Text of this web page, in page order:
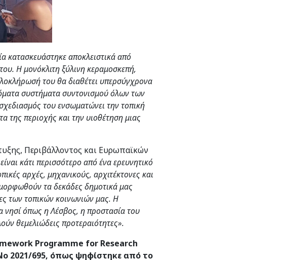
κατασκευάστηκε αποκλειστικά από
Η μονόκλιτη ξύλινη κεραμοσκεπή,
του θα διαθέτει υπερσύγχρονα
συστήματα συντονισμού όλων των
του ενσωματώνει την τοπική
της περιοχής και την υιοθέτηση μιας
Περιβάλλοντος και Ευρωπαϊκών
κάτι περισσότερο από ένα ερευνητικό
αρχές, μηχανικούς, αρχιτέκτονες και
τα δεκάδες δημοτικά μας
των τοπικών κοινωνιών μας. Η
νησί όπως η Λέσβος, η προστασία του
θεμελιώδεις προτεραιότητες».
Programme for Research
2021/695, όπως ψηφίστηκε από το